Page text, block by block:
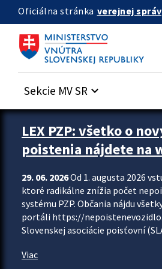
Preskocit na hlavný obsah
Oficiálna stránka verejnej
Sekcie MV SR keyboard_arrow_down
Zastavit automatický posun upútavok
LEX PZP: všetko o
poistenia nájdete na
29. 06. 2026Od 1. augusta 2026
ktoré radikálne znížia počet
systému PZP. Občania nájdu
portáli https://
Slovenskej asociácie poisťovní
Viac